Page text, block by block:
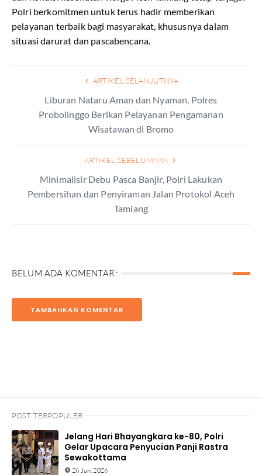
Polri berkomitmen untuk terus hadir memberikan
pelayanan terbaik bagi masyarakat, khususnya dalam
situasi darurat dan pascabencana.
ARTIKEL SELANJUTNYA
Liburan Nataru Aman dan Nyaman, Polres
Probolinggo Berikan Pelayanan Pengamanan
Wisatawan di Bromo
ARTIKEL SEBELUMNYA
Minimalisir Debu Pasca Banjir, Polri Lakukan
Pembersihan dan Penyiraman Jalan Protokol Aceh
Tamiang
BELUM ADA KOMENTAR :
TAMBAHKAN KOMENTAR
POST TERPOPULER
Jelang Hari Bhayangkara ke-80, Polri
Gelar Upacara Penyucian Panji Rastra
Sewakottama
26 Jun, 2026